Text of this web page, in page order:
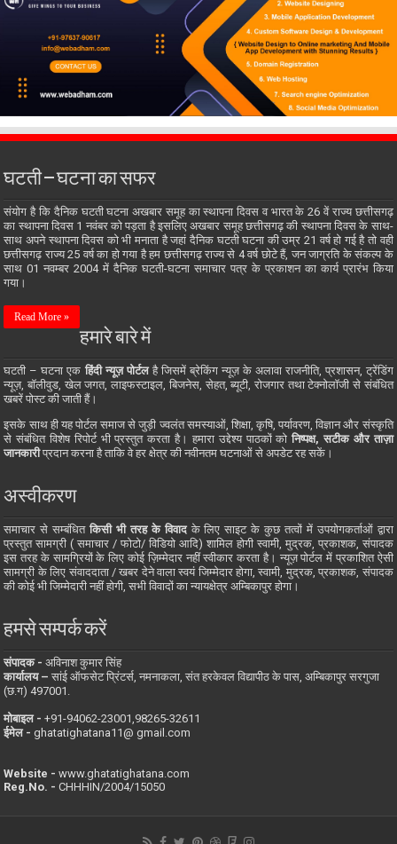
घटती – घटना का सफर
संयोग है कि दैनिक घटती घटना अखबार समूह का स्थापना दिवस व भारत के 26 वें राज्य छत्तीसगढ़
का स्थापना दिवस 1 नवंबर को पड़ता है इसलिए अखबार समूह छत्तीसगढ़ की स्थापना दिवस के साथ-
साथ अपने स्थापना दिवस को भी मनाता है जहां दैनिक घटती घटना की उम्र 21 वर्ष हो गई है तो वही
छत्तीसगढ़ राज्य 25 वर्ष का हो गया है हम छत्तीसगढ़ राज्य से 4 वर्ष छोटे हैं, जन जाग्रति के संकल्प के
साथ 01 नवम्बर 2004 में दैनिक घटती-घटना समाचार पत्र के प्रकाशन का कार्य प्रारंभ किया
गया।
Read More »
हमारे बारे में
घटती – घटना एक हिंदी न्यूज़ पोर्टलहै जिसमें ब्रेकिंग न्यूज़ के अलावा राजनीति, प्रशासन, ट्रेंडिंग
न्यूज़, बॉलीवुड, खेल जगत, लाइफस्टाइल, बिजनेस, सेहत, ब्यूटी, रोजगार तथा टेक्नोलॉजी से संबंधित
खबरें पोस्ट की जाती हैं।
इसके साथ ही यह पोर्टल समाज से जुड़ी ज्वलंत समस्याओं, शिक्षा, कृषि, पर्यावरण, विज्ञान और संस्कृति
से संबंधित विशेष रिपोर्ट भी प्रस्तुत करता है। हमारा उद्देश्य पाठकों कोनिष्पक्ष, सटीक और ताज़ा
जानकारीप्रदान करना है ताकि वे हर क्षेत्र की नवीनतम घटनाओं से अपडेट रह सकें।
अस्वीकरण
समाचार से सम्बंधितकिसी भी तरह के विवादके लिए साइट के कुछ तत्वों में उपयोगकर्ताओं द्वारा
प्रस्तुत सामग्री ( समाचार / फोटो/ विडियो आदि) शामिल होगी स्वामी, मुद्रक, प्रकाशक, संपादक
इस तरह के सामग्रियों के लिए कोई ज़िम्मेदार नहीं स्वीकार करता है। न्यूज़ पोर्टल में प्रकाशित ऐसी
सामग्री के लिए संवाददाता / खबर देने वाला स्वयं जिम्मेदार होगा, स्वामी, मुद्रक, प्रकाशक, संपादक
की कोई भी जिम्मेदारी नहीं होगी, सभी विवादों का न्यायक्षेत्र अम्बिकापुर होगा।
हमसे सम्पर्क करें
संपादक -अविनाश कुमार सिंह
कार्यालय –सांई ऑफसेट प्रिंटर्स, नमनाकला, संत हरकेवल विद्यापीठ के पास, अम्बिकापुर सरगुजा
(छ.ग) 497001.
मोबाइल - ‪+91-94062-23001‬,98265-32611
ईमेल -ghatatighatana11@ gmail.com
Website -www.ghatatighatana.com
Reg.No. -CHHHIN/2004/15050